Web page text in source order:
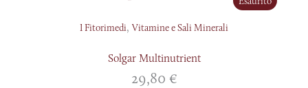
I Fitorimedi, Vitamine e Sali Minerali
Solgar Multinutrient
29,80 €